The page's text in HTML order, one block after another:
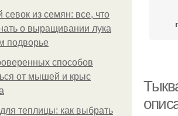
севок из семян: все, что
о выращивании лука
подворье
способов
от мышей и крыс
теплицы: как выбрать